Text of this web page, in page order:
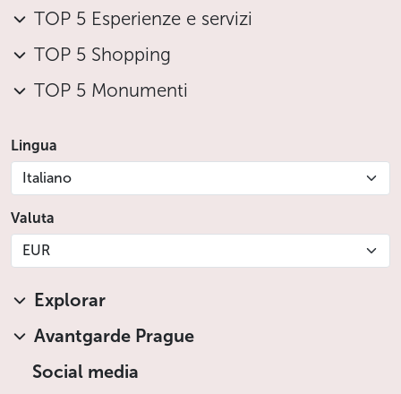
TOP 5 Esperienze e servizi
TOP 5 Shopping
TOP 5 Monumenti
Lingua
Italiano
Valuta
EUR
Explorar
Avantgarde Prague
Social media